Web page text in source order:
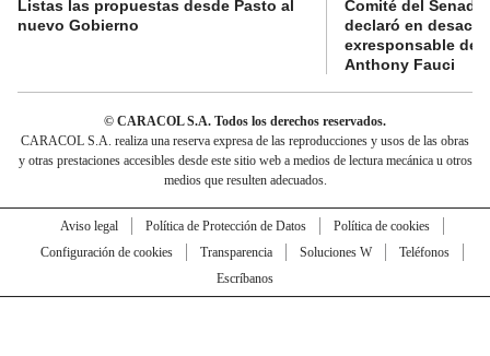
Listas las propuestas desde Pasto al
nuevo Gobierno
Comité del Senado
declaró en
exresponsable de
Anthony Fauci
© CARACOL S.A. Todos los derechos reservados.
CARACOL S.A. realiza una reserva expresa de las reproducciones y usos de las obras
y otras prestaciones accesibles desde este sitio web a medios de lectura mecánica u otros
medios que resulten adecuados.
Aviso legal Política de Protección de Datos
Política de cookies
Configuración de cookies
Transparencia Soluciones W
Teléfonos
Escríbanos